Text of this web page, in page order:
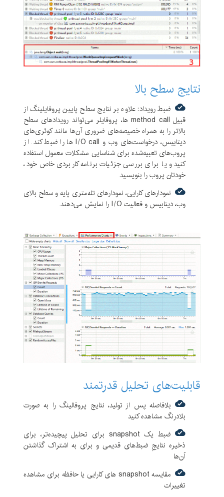
نتایج سطح بالا
ضبط رویداد: علاوه بر نتایج سطح پایین پروفایلینگ از
قبیل method call ها، پروفایلر می‌تواند رویدادهای سطح
بالاتر را به همراه خصیصه‌های ضروری آن‌ها مانند کوئری‌های
دیتابیس، درخواست‌های وب و I/O call ها را ضبط کند. از
پروب‌های تعبیه‌شده برای شناسایی مشکلات معمول استفاده
کنید و یا برای بررسی جزئیات برنامه کاربردی خاص خود،
خودتان پروب‌ را بنویسید.
نمودارهای کارایی، نمودارهای تله‌متری پایه و سطح بالای
وب، دیتابیس و فعالیت I/O را نمایش می‌دهند.
قابلیت‌های تحلیل قدرتمند
بلافاصله پس از تولید، نتایج پروفالینگ را به صورت
بلادرنگ مشاهده کنید
ضبط یک snapshot برای تحلیل پیچیده‌تر، برای
ذخیره نتایجِ ضبط‌های قدیمی و برای به اشتراک گذاشتن
آن‌ها
مقایسه snapshot های کارایی یا حافظه برای مشاهده
تغییرات